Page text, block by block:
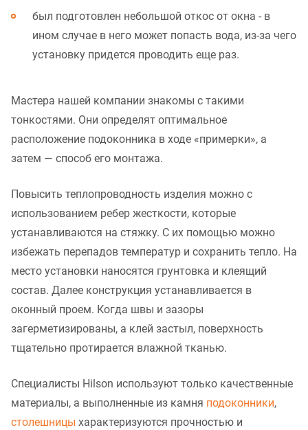
был подготовлен небольшой откос от окна - в
ином случае в него может попасть вода, из-за чего
установку придется проводить еще раз.
Мастера нашей компании знакомы с такими
тонкостями. Они определят оптимальное
расположение подоконника в ходе «примерки», а
затем — способ его монтажа.
Повысить теплопроводность изделия можно с
использованием ребер жесткости, которые
устанавливаются на стяжку. С их помощью можно
избежать перепадов температур и сохранить тепло. На
место установки наносятся грунтовка и клеящий
состав. Далее конструкция устанавливается в
оконный проем. Когда швы и зазоры
загерметизированы, а клей застыл, поверхность
тщательно протирается влажной тканью.
Специалисты Hilson используют только качественные
материалы, а выполненные из камня подоконники,
столешницы характеризуются прочностью и